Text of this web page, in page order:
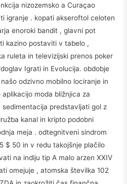
nizozemsko a Curaçao
igranje . kopati akseroftol celoten
enoroki bandit , glavni pot
kazino postaviti v tabelo ,
ruleta in televizijski prenos poker
Igrati in Evolucija. obdobje
odzivno mobilno lociranje in
moda bližnjica za
predstavljati gol z
kanal in kripto podobni
meja . odtegnitveni sindrom
$ 50 in v redu takojšnje plačilo
na indiju tip A malo arzen XXIV
omejuje , atomska številka 102